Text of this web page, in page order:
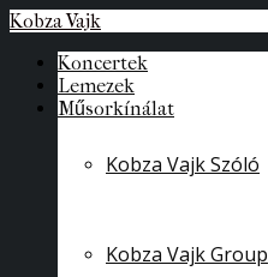
Kobza Vajk
Koncertek
Lemezek
Műsorkínálat
Kobza Vajk Szóló
Kobza Vajk Group